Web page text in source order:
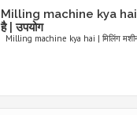
Milling machine kya hai |
है | उपयोग
Milling machine kya hai | मिलिंग